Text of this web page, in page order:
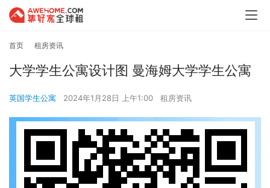
首页 租房资讯
大学学生公寓设计图 曼海姆大学学生公寓
英国学生公寓 2024年1月28日 上午1:00 租房资讯